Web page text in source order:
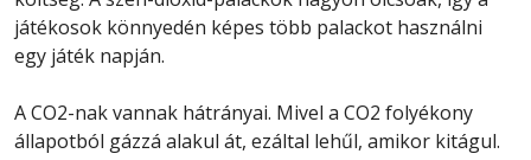
játékosok könnyedén képes több palackot használni
egy játék napján.
A CO2-nak vannak hátrányai. Mivel a CO2 folyékony
állapotból gázzá alakul át, ezáltal lehűl, amikor kitágul.